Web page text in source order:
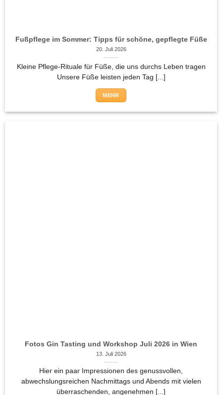
Fußpflege im Sommer: Tipps für schöne, gepflegte Füße
20. Juli 2026
Kleine Pflege-Rituale für Füße, die uns durchs Leben tragen
Unsere Füße leisten jeden Tag [...]
MEHR
Fotos Gin Tasting und Workshop Juli 2026 in Wien
13. Juli 2026
Hier ein paar Impressionen des genussvollen,
abwechslungsreichen Nachmittags und Abends mit vielen
überraschenden, angenehmen [...]